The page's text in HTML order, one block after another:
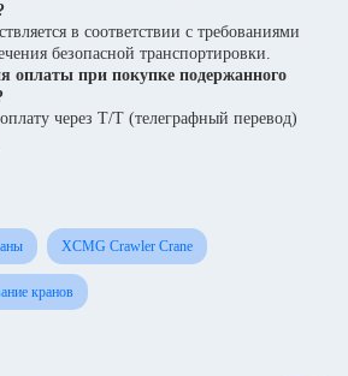
в соответствии с требованиями
безопасной транспортировки.
оплаты при покупке подержанного
через T/T (телеграфный перевод)
XCMG Crawler Crane
кранов